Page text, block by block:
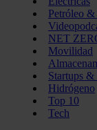
Petróleo &
NET
Movilidad
Startups
Hidrógeno
Top 10
Tech